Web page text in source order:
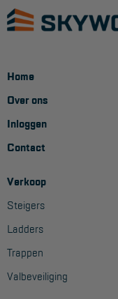
Home
Over ons
Inloggen
Contact
Verkoop
Steigers
Ladders
Trappen
Valbeveiliging